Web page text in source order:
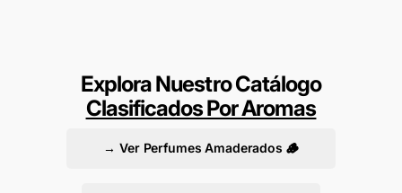
Explora Nuestro Catálogo
Clasificados Por Aromas
→ Ver Perfumes Amaderados 🪵